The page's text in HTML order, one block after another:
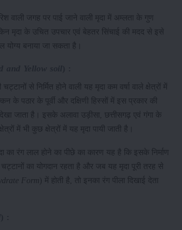
वाली जगह पर पाई जाने वाली मृदा में अम्लता के गुण
मृदा के उचित उपचार एवं बेहतर सिंचाई की मदद से इसे
योग्य बनाया जा सकता है।
से निर्मित होने वाली यह मृदा कम वर्षा वाले क्षेत्रों में
के पठार के पूर्वी और दक्षिणी हिस्सों में इस प्रकार की
देखा जाता है। इसके अलावा उड़ीसा, छत्तीसगढ़ एवं गंगा के
में भी कुछ क्षेत्रों में यह मृदा पायी जाती है।
का रंग लाल होने का पीछे का कारण यह है कि इसके निर्माण
चट्टानों का योगदान रहता है और जब यह मृदा पूरी तरह से
Form ) में होती है, तो इनका रंग पीला दिखाई देता